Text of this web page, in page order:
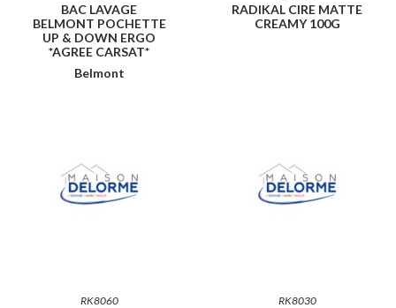
BAC LAVAGE
BELMONT POCHETTE
UP & DOWN ERGO
*AGREE CARSAT*
Belmont
RADIKAL CIRE MATTE
CREAMY 100G
RK8060 RK8030